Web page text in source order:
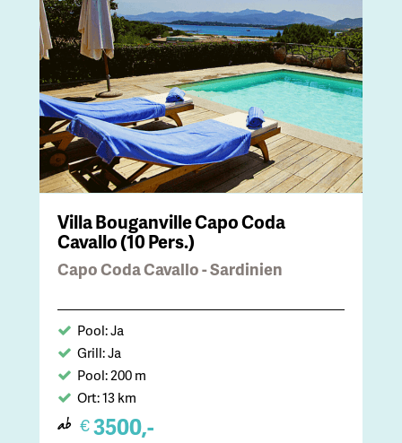
Villa Bouganville Capo Coda
Cavallo (10 Pers.)
Capo Coda Cavallo - Sardinien
Pool: Ja
Grill: Ja
Pool: 200 m
Ort: 13 km
ab €3500,-